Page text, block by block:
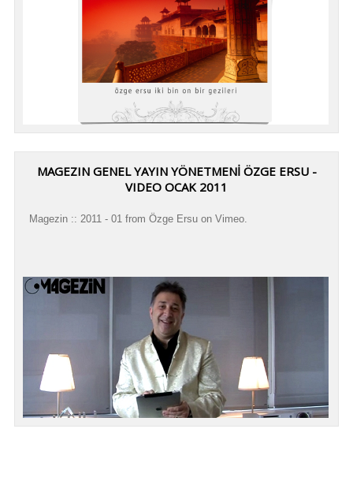
MAGEZIN GENEL YAYIN YÖNETMENİ ÖZGE ERSU -
VIDEO OCAK 2011
Magezin :: 2011 - 01 from Özge Ersu on Vimeo.